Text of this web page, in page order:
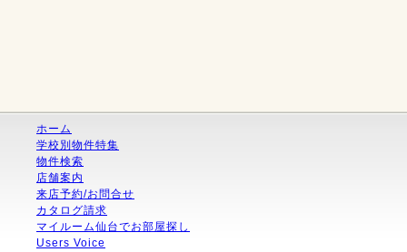
ホーム
学校別物件特集
物件検索
店舗案内
来店予約/お問合せ
カタログ請求
マイルーム仙台でお部屋探し
Users Voice